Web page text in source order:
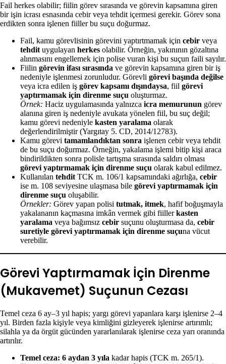
Fail herkes olabilir; fiilin görev sırasında ve görevin kapsamına giren
bir işin icrası esnasında cebir veya tehdit içermesi gerekir. Görev sona
erdikten sonra işlenen fiiller bu suçu doğurmaz.
Fail, kamu görevlisinin görevini yaptırtmamak için cebir veya
tehdit uygulayan herkes olabilir. Örneğin, yakınının gözaltına
alınmasını engellemek için polise vuran kişi bu suçun faili sayılır.
Fiilin görevin ifası sırasında ve görevin kapsamına giren bir iş
nedeniyle işlenmesi zorunludur. Görevli görevi başında değilse
veya icra edilen iş görev kapsamı dışındaysa, fiil görevi
yaptırmamak için direnme suçu oluşturmaz.
Örnek: Haciz uygulamasında yalnızca icra memurunun görev
alanına giren iş nedeniyle avukata yönelen fiil, bu suç değil;
kamu görevi nedeniyle kasten yaralama olarak
değerlendirilmiştir (Yargıtay 5. CD, 2014/12783).
Kamu görevi tamamlandıktan sonra işlenen cebir veya tehdit
de bu suçu doğurmaz. Örneğin, yakalama işlemi bitip kişi araca
bindirildikten sonra polisle tartışma sırasında saldırı olması
görevi yaptırmamak için direnme suçu olarak kabul edilmez.
Kullanılan tehdit TCK m. 106/1 kapsamındaki ağırlığa, cebir
ise m. 108 seviyesine ulaşmasa bile görevi yaptırmamak için
direnme suçu oluşabilir.
Örnekler: Görev yapan polisi tutmak, itmek, hafif boğuşmayla
yakalananın kaçmasına imkân vermek gibi fiillerkasten
yaralama veya bağımsız cebir suçunu oluşturmasa da, cebir
suretiyle görevi yaptırmamak için direnme suçuna vücut
verebilir.
Görevi Yaptırmamak İçin Direnme
(Mukavemet) Suçunun Cezası
Temel ceza 6 ay–3 yıl hapis; yargı görevi yapanlara karşı işlenirse 2–4
yıl. Birden fazla kişiyle veya kimliğini gizleyerek işlenirse artırımlı;
silahla ya da örgüt gücünden yararlanılarak işlenirse ceza yarı oranında
artırılır.
Temel ceza: 6 aydan 3 yıla kadar hapis (TCK m. 265/1).